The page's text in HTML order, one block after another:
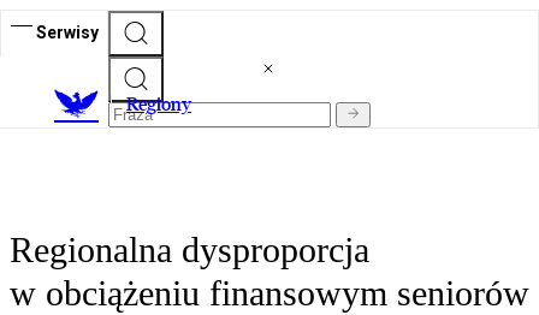
Serwisy
Regiony
Regionalna dysproporcja
w obciążeniu finansowym seniorów